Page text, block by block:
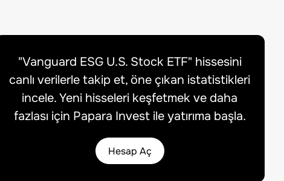
"Vanguard ESG U.S. Stock ETF" hissesini
canlı verilerle takip et, öne çıkan istatistikleri
incele. Yeni hisseleri keşfetmek ve daha
fazlası için Papara Invest ile yatırıma başla.
Hesap Aç